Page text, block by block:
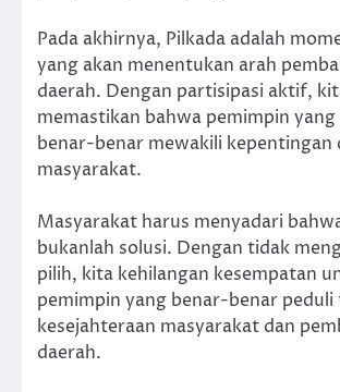
Pada akhirnya, Pilkada adalah
yang akan menentukan arah
daerah. Dengan partisipasi aktif,
memastikan bahwa pemimpin
benar-benar mewakili kepentingan
masyarakat.
Masyarakat harus menyadari
bukanlah solusi. Dengan tidak
pilih, kita kehilangan kesempatan
pemimpin yang benar-benar peduli
kesejahteraan masyarakat dan
daerah.